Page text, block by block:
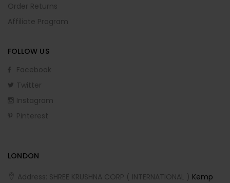
Order Returns
Affiliate Program
FOLLOW US
Facebook
Twitter
Instagram
Pinterest
LONDON
Address: SHREE KRUSHNA CORP ( INTERNATIONAL ) Kemp